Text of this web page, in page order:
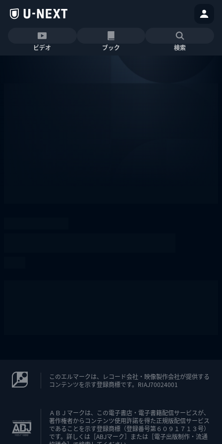
ビデオ ブック 検索
このエルマークは、レコード会社・映像製作会社が提供する
コンテンツを示す登録商標です。RIAJ70024001
ＡＢＪマークは、この電子書店・電子書籍配信サービスが、
著作権者からコンテンツ使用許諾を得た正規版配信サービス
であることを示す登録商標（登録番号第６０９１７１３号）
です。詳しくは［ABJマーク］または［電子出版制作・流通